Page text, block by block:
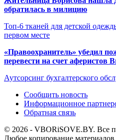
обратилась в милицию
Топ-6 тканей для детской
первом месте
«Правоохранитель» убедил
перевести на счет аферистов
Аутсорсинг бухгалтерского
Сообщить новость
Информационное
Обратная связь
© 2026 - VBORiSOVE.BY. Все
Любое копирование материалов